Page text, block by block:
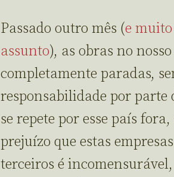
Passado outro mês (e muito
assunto), as obras no
completamente paradas,
responsabilidade por
se repete por esse país
prejuízo que estas
terceiros é